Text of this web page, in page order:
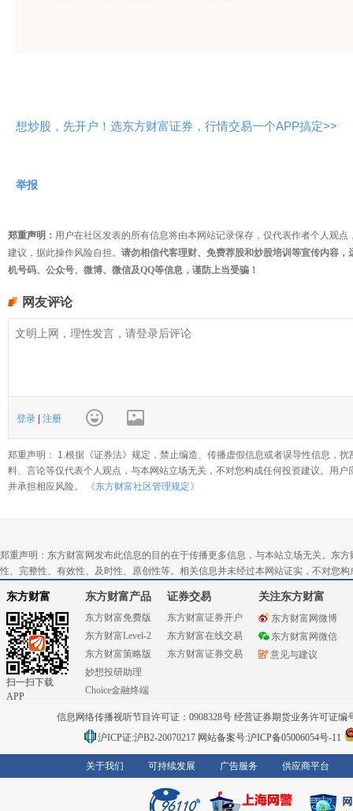
想炒股，先开户！选东方财富证券，行情交易一个APP搞定>>
举报
郑重声明： 用户在社区发表的所有信息将由本网站记录保存，仅代表作者个人观
建议，据此操作风险自担。 请勿相信代客理财、免费荐股和炒股培训等宣传内容
机号码、公众号、微博、微信及QQ等信息，谨防上当受骗！
网友评论
登录 注册
郑重声明： 1.根据《证券法》规定，禁止编造、传播虚假信息或者误导性信息，
料、言论等仅代表个人观点，与本网站立场无关，不对您构成任何投资建议。用
并承担相应风险。
《东方财富社区管理规定》
郑重声明：东方财富网发布此信息的目的在于传播更多信息，与本站立场无关。东
性、完整性、有效性、及时性、原创性等。相关信息并未经过本网站证实，不对您
东方财富
扫一扫下载
APP
东方财富产品
东方财富免费版
东方财富Level-2
东方财富策略版
妙想投研助理
Choice金融终端
证券交易
东方财富证券开户
东方财富在线交易
东方财富证券交易
关注东方财富
东方财富网微博
东方财富网微信
意见与建议
信息网络传播视听节目许可证：0908328号 经营证券期货业务许可证编
沪ICP证:沪B2-20070217 网站备案号:沪ICP备05006054号-11
关于我们 可持续发展 广告服务 供应商平台